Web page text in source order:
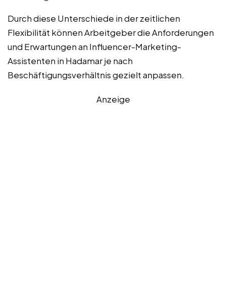
Durch diese Unterschiede in der zeitlichen
Flexibilität können Arbeitgeber die Anforderungen
und Erwartungen an Influencer-Marketing-
Assistenten in Hadamar je nach
Beschäftigungsverhältnis gezielt anpassen.
Anzeige